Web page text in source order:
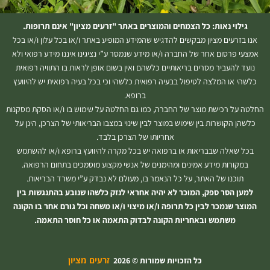
גילוי נאות: כל הצמחים והמוצרים באתר "זרעים מציון" אינם תרופות.
אנו בזרעים מציון מבקשים להדגיש שהמידע המופיע באתר ו/או בכל עלון ו/או בכל
אמצעי פרסום אחר של החברה ו/או מידע שנמסר ע”י נציגינו איננו מידע רפואי ולא
נועד להעביר מסרים בריאותיים כלשהם ואין בשום אופן לראות בו התוויה רפואית
כלשהי או המלצה לטיפול בבעיה רפואית כלשהי וכי בכל בעיה רפואית יש להיוועץ
ברופא.
החלטה על רכישת מוצר של החברה, כמו גם החלטה על שימוש בו ו/או הסקת מסקנות
כלשהן הקושרות בין שימוש במוצר לבין שינוי במצבו הבריאותי של הצרכן, הינן על
אחריותו של הצרכן בלבד.
בכל שאלה שבבריאות או ברפואה יש בכל מקרה להיוועץ ברופא ו/או להשתמש
במקורות מידע אמינים ומהימנים של אנשי מקצוע מוסמכים בתחום הרפואה.
תוכנו של האתר, על כל הנאמר בו, מעולם לא נבדק ע”י משרד הבריאות.
למען הסר ספק, המוכר לא יהיה אחראי לנזק כלשהו שנובע בהתנגשות בין
המוצר שנמכר לבין כל תרופה ו/או מיצוי ו/או משחה וכל גורם אחר בו הקונה
משתמש ובאחריות הקונה לבדוק התאמה או כל חוסר התאמה.
כל הזכויות שמורות © 2026 זרעים מציון